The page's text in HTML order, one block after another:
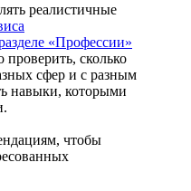
реалистичные
«Профессии»
сколько
сфер и с разным
навыки, которыми
чтобы